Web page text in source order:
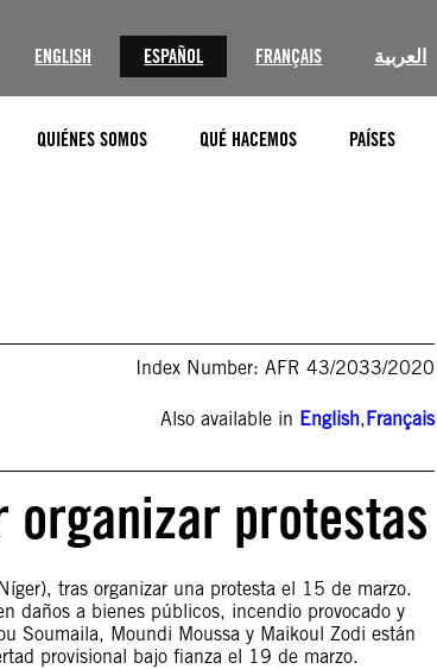
ENGLISH ESPAÑOL FRANÇAIS العربية
QUIÉNES SOMOS QUÉ HACEMOS PAÍSES
Index Number: AFR 43/2033/2020
Also available in English,Français
organizar protestas
tras organizar una protesta el 15 de marzo.
daños a bienes públicos, incendio provocado y
Soumaila, Moundi Moussa y Maikoul Zodi están
provisional bajo fianza el 19 de marzo.